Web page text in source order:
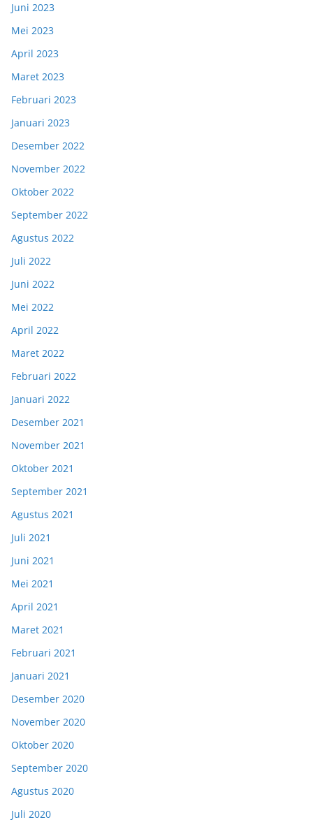
Juni 2023
Mei 2023
April 2023
Maret 2023
Februari 2023
Januari 2023
Desember 2022
November 2022
Oktober 2022
September 2022
Agustus 2022
Juli 2022
Juni 2022
Mei 2022
April 2022
Maret 2022
Februari 2022
Januari 2022
Desember 2021
November 2021
Oktober 2021
September 2021
Agustus 2021
Juli 2021
Juni 2021
Mei 2021
April 2021
Maret 2021
Februari 2021
Januari 2021
Desember 2020
November 2020
Oktober 2020
September 2020
Agustus 2020
Juli 2020